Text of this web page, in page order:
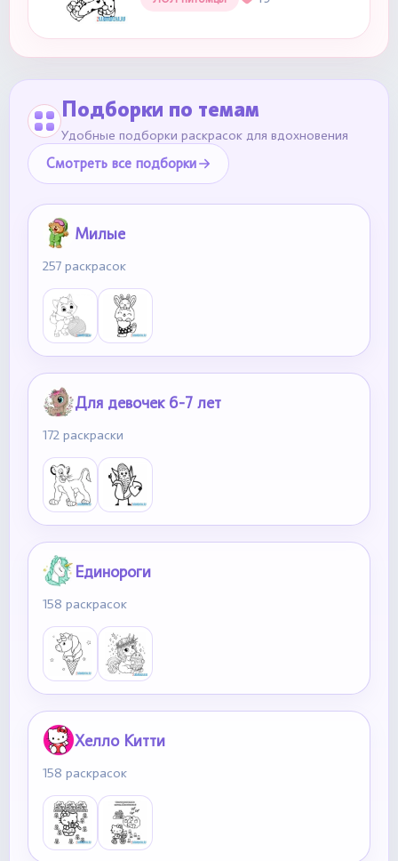
Подборки по темам
Удобные подборки раскрасок для вдохновения
Смотреть все подборки
Милые
257 раскрасок
Для девочек 6-7 лет
172 раскраски
Единороги
158 раскрасок
Хелло Китти
158 раскрасок